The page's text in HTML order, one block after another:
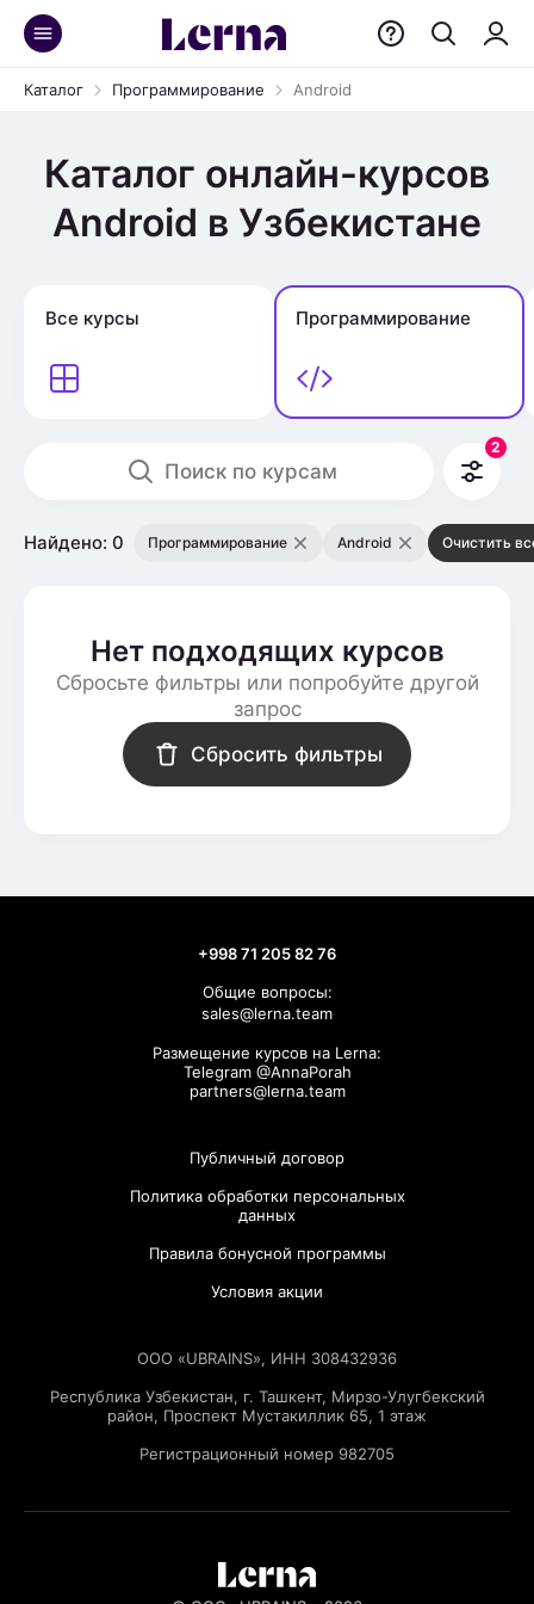
Каталог Программирование Android
Каталог онлайн-курсов
Android в Узбекистане
Все курсы Программирование
Поиск по курсам
2
Найдено: 0 Программирование Android Очистить
Нет подходящих курсов
Сбросьте фильтры или попробуйте другой
запрос
Сбросить фильтры
+998 71 205 82 76
Общие вопросы:
sales@lerna.team
Размещение курсов на Lerna:
Telegram @AnnaPorah
partners@lerna.team
Публичный договор
Политика обработки персональных
данных
Правила бонусной программы
Условия акции
ООО «UBRAINS», ИНН 308432936
Республика Узбекистан, г. Ташкент, Мирзо-Улугбекский
район, Проспект Мустакиллик 65, 1 этаж
Регистрационный номер 982705